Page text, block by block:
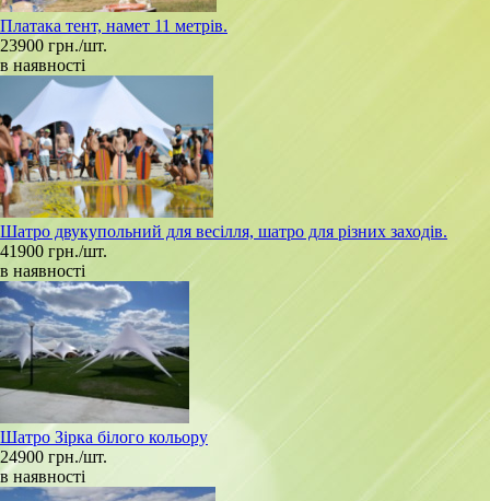
Платака тент, намет 11 метрів.
23900 грн./шт.
в наявності
Шатро двукупольний для весілля, шатро для різних заходів.
41900 грн./шт.
в наявності
Шатро Зірка білого кольору
24900 грн./шт.
в наявності